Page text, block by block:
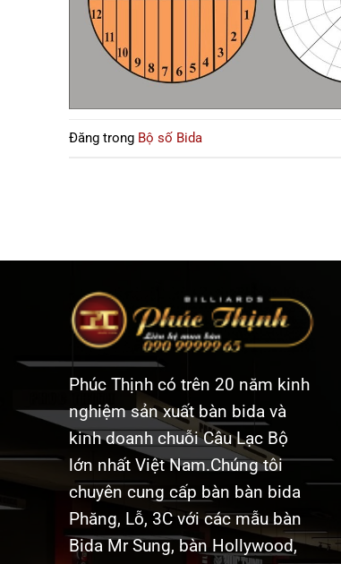
Đăng trong Bộ số Bida
Phúc Thịnh có trên 20 năm kinh
nghiệm sản xuất bàn bida và
kinh doanh chuỗi Câu Lạc Bộ
lớn nhất Việt Nam.Chúng tôi
chuyên cung cấp bàn bàn bida
Phăng, Lỗ, 3C với các mẫu bàn
Bida Mr Sung, bàn Hollywood,